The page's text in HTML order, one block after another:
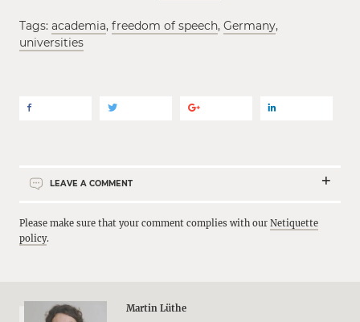
Tags: academia, freedom of speech, Germany,
universities
LEAVE A COMMENT
Please make sure that your comment complies with our Netiquette
policy.
Martin Lüthe